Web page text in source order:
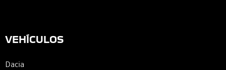
VEHÍCULOS
Dacia